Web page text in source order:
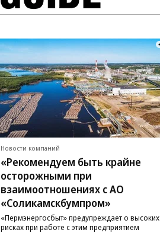
Новости компаний
«Рекомендуем быть крайне
осторожными при
взаимоотношениях с АО
«Соликамскбумпром»
«Пермэнергосбыт» предупреждает о высоких
рисках при работе с этим предприятием